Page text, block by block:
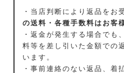
・当店判断により返品をお
の送料・各種手数料はお客
・返金が発生する場合でも
料等を差し引いた金額での
います。
・事前連絡のない返品、着